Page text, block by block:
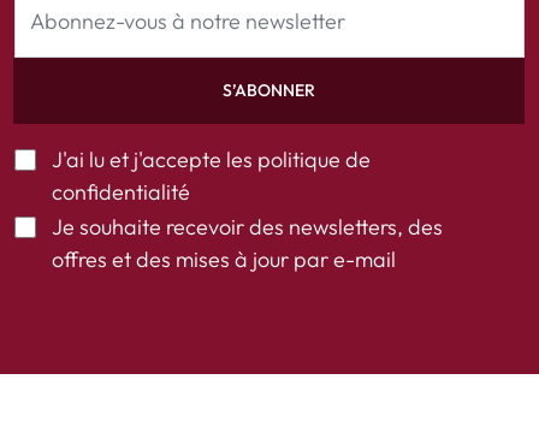
S’ABONNER
J'ai lu et j'accepte les politique de
confidentialité
Je souhaite recevoir des newsletters, des
offres et des mises à jour par e-mail